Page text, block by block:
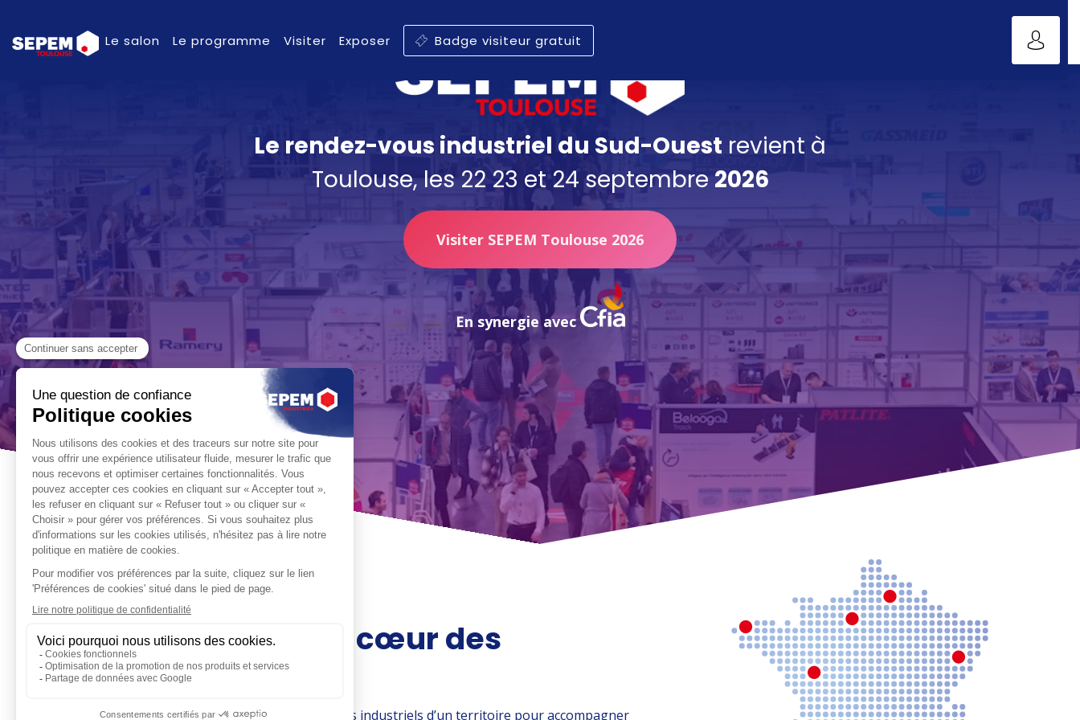
Le salon Le programme Visiter Exposer Badge visiteur gratuit
Le rendez-vous industriel du Sud-Ouest revient à
Toulouse, les 22 23 et 24 septembre 2026
Visiter SEPEM Toulouse 2026
En synergie avec
Les rendez-vous au cœur des
territoires
Depuis 20 ans, SEPEM Industries fédère les acteurs industriels d’un territoire pour accompagner